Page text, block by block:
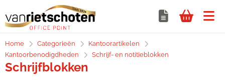
Home Categorieën
Kantoorartikelen
Kantoorbenodigdheden
Schrijf- en notitieblokken
Schrijfblokken